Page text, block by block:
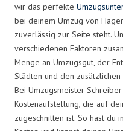
wir das perfekte
bei deinem Umzug von
zuverlässig zur Seite steht.
verschiedenen Faktoren
Menge an Umzugsgut, der
Städten und den
Bei Umzugsmeister
Kostenaufstellung, die auf
zugeschnitten ist. So hast